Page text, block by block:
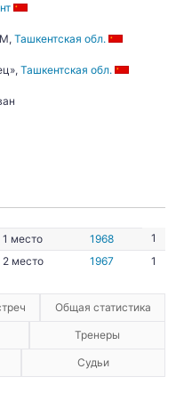
Ташкентская обл.
Ташкентская обл.
1 место 1968
1
2 место
1967 1
Общая статистика
Тренеры
Судьи